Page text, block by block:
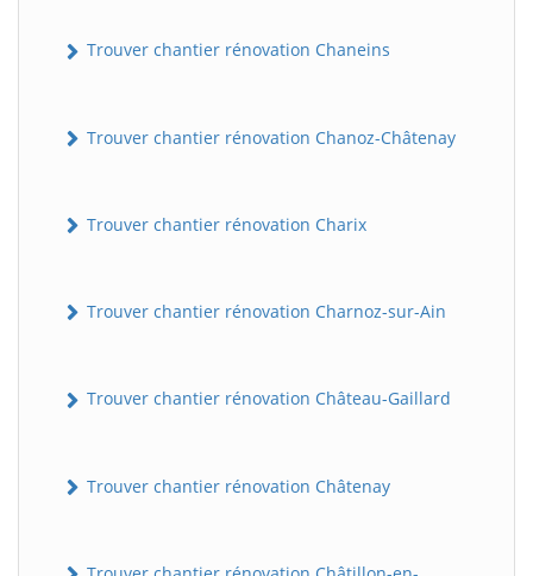
Trouver chantier rénovation Chaneins
Trouver chantier rénovation Chanoz-Châtenay
Trouver chantier rénovation Charix
Trouver chantier rénovation Charnoz-sur-Ain
Trouver chantier rénovation Château-Gaillard
Trouver chantier rénovation Châtenay